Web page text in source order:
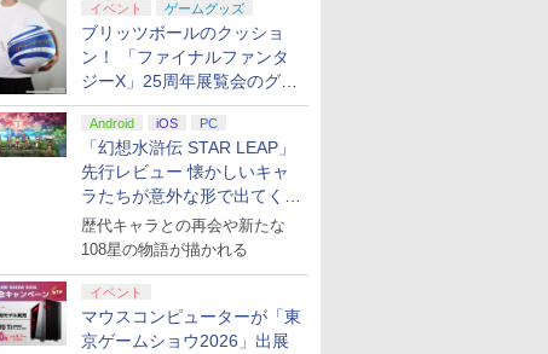
イベント ゲームグッズ
ブリッツボールのクッショ
ン！ 「ファイナルファンタ
ジーX」25周年展覧会のグッ
ズ情報が公開
Android iOS PC
「幻想水滸伝 STAR LEAP」
先行レビュー 懐かしいキャ
ラたちが意外な形で出てくる
シリーズ完全新作！
歴代キャラとの再会や新たな
108星の物語が描かれる
イベント
マウスコンピューターが「東
京ゲームショウ2026」出展